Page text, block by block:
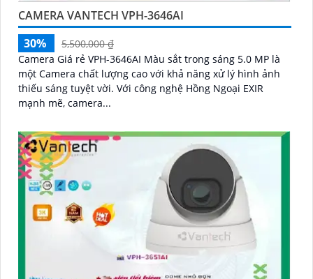
CAMERA VANTECH VPH-3646AI
30%
5,500,000 ₫
Camera Giá rẻ VPH-3646AI Màu sắt trong sáng 5.0 MP là
một Camera chất lượng cao với khả năng xử lý hình ảnh
thiếu sáng tuyệt vời. Với công nghệ Hồng Ngoại EXIR
mạnh mẽ, camera...